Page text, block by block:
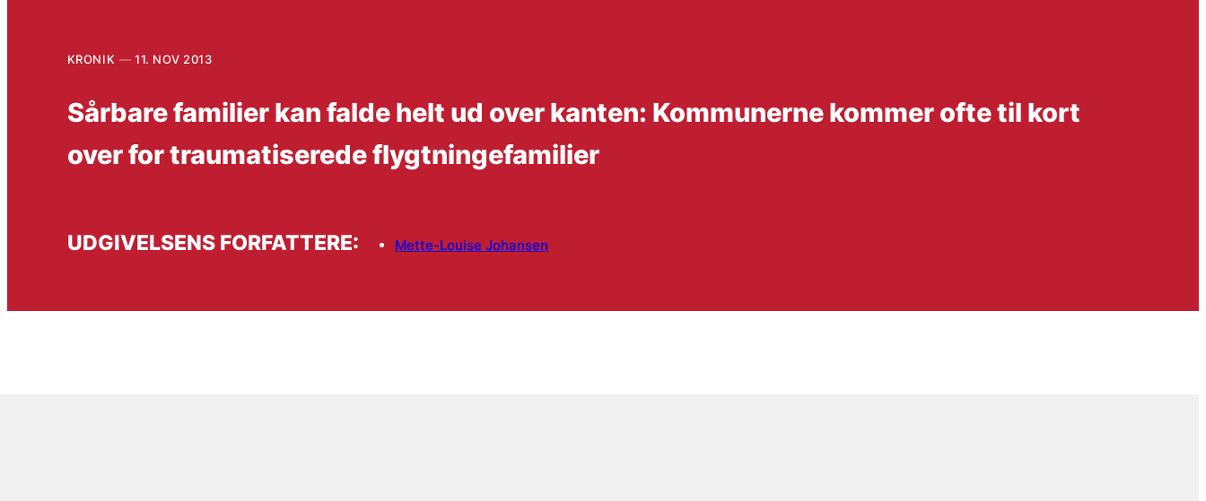
KRONIK 11. NOV 2013
Sårbare familier kan falde helt ud over kanten: Kommunerne kommer ofte til kort
over for traumatiserede flygtningefamilier
UDGIVELSENS FORFATTERE: Mette-Louise Johansen